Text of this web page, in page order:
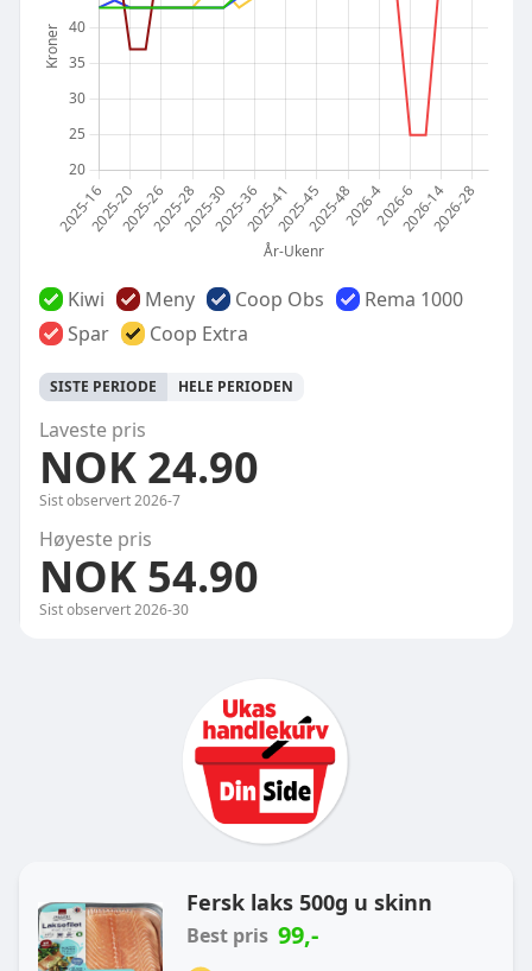
Kiwi Meny Coop Obs
Rema 1000
Spar
Coop Extra
SISTE PERIODE HELE PERIODEN
Laveste pris
NOK 24.90
Sist observert2026-7
Høyeste pris
NOK 54.90
Sist observert2026-30
Fersk laks 500g u skinn
Best pris 99,-